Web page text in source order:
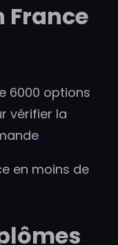
France
6000 options
vérifier la
.
en moins de